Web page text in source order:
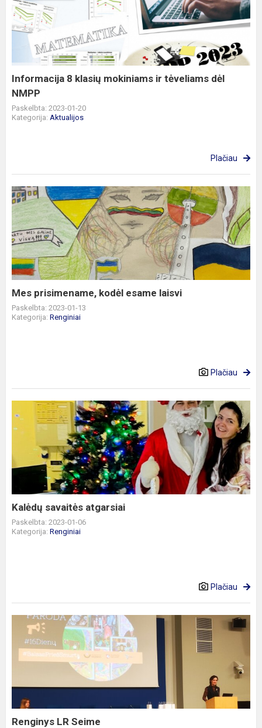
klasių
mokiniams
ir
tėveliams
dėl
NMPP
Informacija 8 klasių mokiniams ir tėveliams dėl
NMPP
Paskelbta: 2023-01-20
Kategorija: Aktualijos
Plačiau
Mes
prisimename,
kodėl
esame
laisvi
Mes prisimename, kodėl esame laisvi
Paskelbta: 2023-01-13
Kategorija: Renginiai
Plačiau
Kalėdų
savaitės
atgarsiai
Kalėdų savaitės atgarsiai
Paskelbta: 2023-01-06
Kategorija: Renginiai
Plačiau
Renginys
Seime
Renginys LR Seime